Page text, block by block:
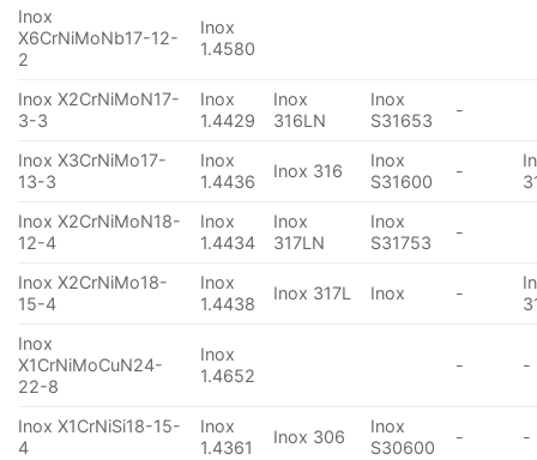
Inox
X6CrNiMoNb17-12-
2
Inox
1.4580
Inox X2CrNiMoN17-
3-3
Inox
1.4429
Inox
316LN
Inox
S31653
-
Inox X3CrNiMo17-
13-3
Inox
1.4436
Inox 316
Inox
S31600
-
Inox X2CrNiMoN18-
12-4
Inox
1.4434
Inox
317LN
Inox
S31753
-
Inox X2CrNiMo18-
15-4
Inox
1.4438
Inox 317L Inox -
Inox
X1CrNiMoCuN24-
22-8
Inox
1.4652
- -
Inox X1CrNiSi18-15-
4
Inox
1.4361
Inox 306
Inox
S30600
- -